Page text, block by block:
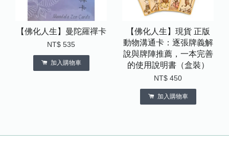
【佛化人生】曼陀羅禪卡
NT$ 535
加入購物車
【佛化人生】現貨 正版
動物溝通卡：逐張牌義解
說與牌陣推薦，一本完善
的使用說明書（盒裝）
NT$ 450
加入購物車